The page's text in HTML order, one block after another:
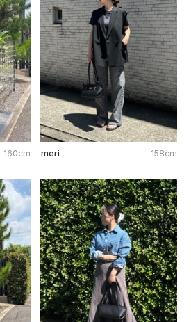
160cm meri 158cm